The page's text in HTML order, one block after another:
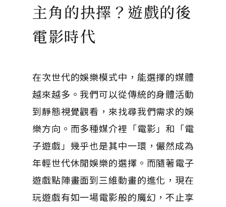
主角的抉擇？遊戲的後
電影時代
在次世代的娛樂模式中，能選擇的媒體
越來越多。我們可以從傳統的身體活動
到靜態視覺觀看，來找尋我們需求的娛
樂方向。而多種媒介裡「電影」和「電
子遊戲」幾乎也是其中一環，儼然成為
年輕世代休閒娛樂的選擇。而隨著電子
遊戲點陣畫面到三維動畫的進化，現在
玩遊戲有如一場電影般的魔幻，不止享